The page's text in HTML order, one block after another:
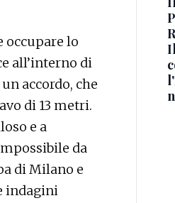
occupare lo
all’interno di
accordo, che
di 13 metri.
e a
da
di Milano e
indagini